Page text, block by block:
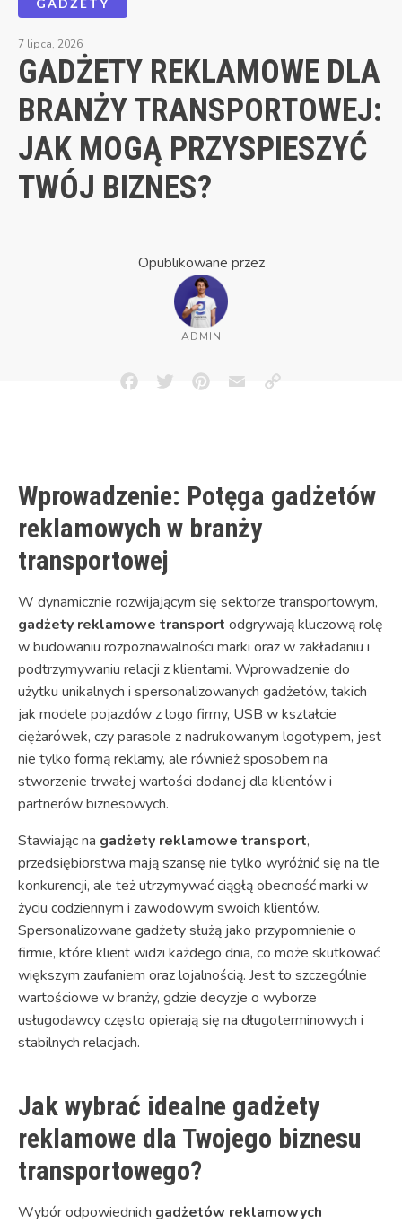
7 lipca, 2026
GADŻETY REKLAMOWE DLA
BRANŻY TRANSPORTOWEJ:
JAK MOGĄ PRZYSPIESZYĆ
TWÓJ BIZNES?
Opublikowane przez
ADMIN
FacebookTwitterPinterestEmailCopy
Wprowadzenie: Potęga gadżetów
reklamowych w branży
transportowej
W dynamicznie rozwijającym się sektorze transportowym,
gadżety reklamowe transport odgrywają kluczową rolę
w budowaniu rozpoznawalności marki oraz w zakładaniu i
podtrzymywaniu relacji z klientami. Wprowadzenie do
użytku unikalnych i spersonalizowanych gadżetów, takich
jak modele pojazdów z logo firmy, USB w kształcie
ciężarówek, czy parasole z nadrukowanym logotypem, jest
nie tylko formą reklamy, ale również sposobem na
stworzenie trwałej wartości dodanej dla klientów i
partnerów biznesowych.
Stawiając na gadżety reklamowe transport,
przedsiębiorstwa mają szansę nie tylko wyróżnić się na tle
konkurencji, ale też utrzymywać ciągłą obecność marki w
życiu codziennym i zawodowym swoich klientów.
Spersonalizowane gadżety służą jako przypomnienie o
firmie, które klient widzi każdego dnia, co może skutkować
większym zaufaniem oraz lojalnością. Jest to szczególnie
wartościowe w branży, gdzie decyzje o wyborze
usługodawcy często opierają się na długoterminowych i
stabilnych relacjach.
Jak wybrać idealne gadżety
reklamowe dla Twojego biznesu
transportowego?
Wybór odpowiednich gadżetów reklamowych